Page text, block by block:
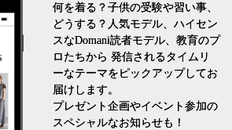
何を着る？子供の受験や習い事、
どうする？人気モデル、ハイセン
スなDomani読者モデル、教育のプ
ロたちから 発信されるタイムリ
ーなテーマをピックアップしてお
届けします。
プレゼント企画やイベント参加の
スペシャルなお知らせも！